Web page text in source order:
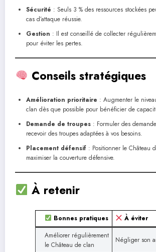
Sécurité : Seuls 3 % des ressources stockées
cas d’attaque réussie.
Gestion : Il est conseillé de collecter
pour éviter les pertes.
Conseils stratégiques
Amélioration prioritaire : Augmenter le
clan dès que possible pour bénéficier de
Demande de troupes : Formuler des
recevoir des troupes adaptées à vos besoins.
Placement défensif : Positionner le Château
maximiser la couverture défensive.
À retenir
Bonnes pratiques
À éviter
Améliorer régulièrement
le Château de clan
Négliger son